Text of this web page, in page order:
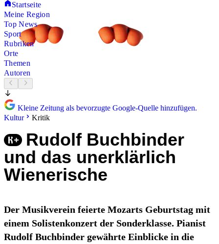
Startseite
Meine Region
Top News
Sport
Rubriken
Orte
Themen
Autoren
Kleine Zeitung als bevorzugte Google-Quelle hinzufügen.
Kultur
Kritik
Rudolf Buchbinder
und das unerklärlich
Wienerische
Der Musikverein feierte Mozarts Geburtstag mit
einem Solistenkonzert der Sonderklasse. Pianist
Rudolf Buchbinder gewährte Einblicke in die